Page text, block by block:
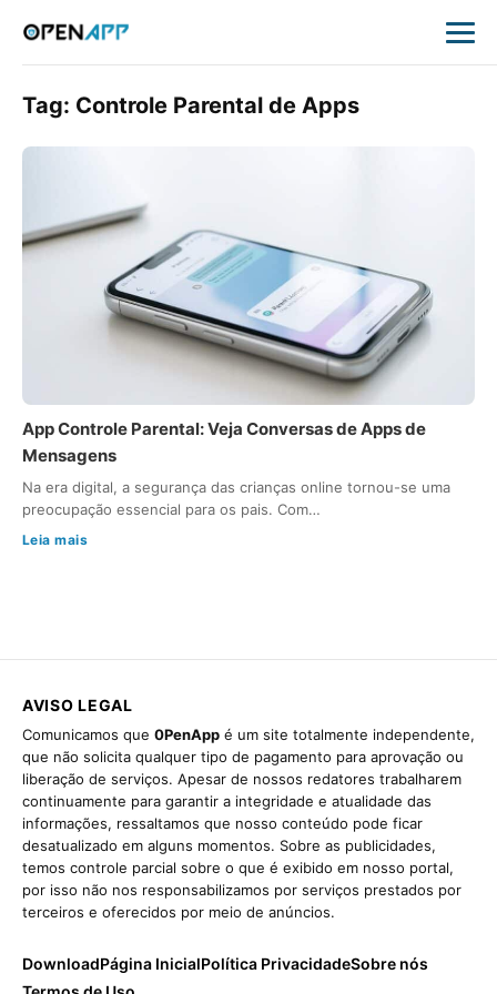
Tag: Controle Parental de Apps
App Controle Parental: Veja Conversas de Apps de
Mensagens
Na era digital, a segurança das crianças online tornou-se uma
preocupação essencial para os pais. Com…
Leia mais
AVISO LEGAL
Comunicamos que 0PenApp é um site totalmente independente,
que não solicita qualquer tipo de pagamento para aprovação ou
liberação de serviços. Apesar de nossos redatores trabalharem
continuamente para garantir a integridade e atualidade das
informações, ressaltamos que nosso conteúdo pode ficar
desatualizado em alguns momentos. Sobre as publicidades,
temos controle parcial sobre o que é exibido em nosso portal,
por isso não nos responsabilizamos por serviços prestados por
terceiros e oferecidos por meio de anúncios.
DownloadPágina InicialPolítica PrivacidadeSobre nós